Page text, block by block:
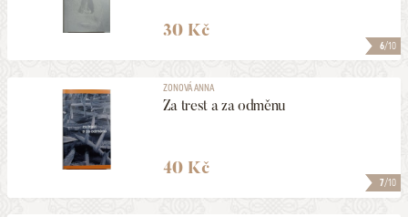
6/10
30 Kč
7/10
ZONOVÁ ANNA
Za trest a za odměnu
40 Kč